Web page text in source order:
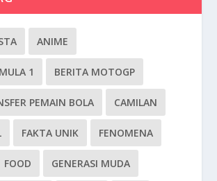
ANIME
1 BERITA MOTOGP
PEMAIN BOLA CAMILAN
FAKTA UNIK FENOMENA
FOOD GENERASI MUDA